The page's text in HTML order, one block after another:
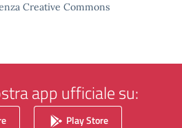
Creative Commons
app ufficiale su:
Play Store